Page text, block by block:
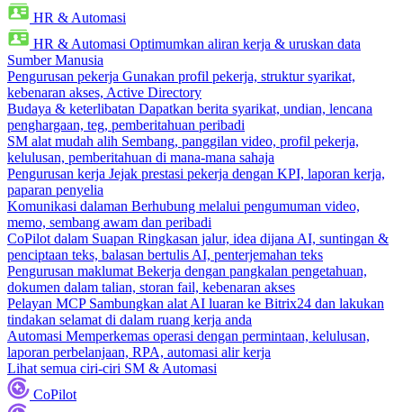
HR & Automasi
HR & Automasi Optimumkan aliran kerja & uruskan data
Sumber Manusia
Pengurusan pekerja Gunakan profil pekerja, struktur syarikat,
kebenaran akses, Active Directory
Budaya & keterlibatan Dapatkan berita syarikat, undian, lencana
penghargaan, teg, pemberitahuan peribadi
SM alat mudah alih Sembang, panggilan video, profil pekerja,
kelulusan, pemberitahuan di mana-mana sahaja
Pengurusan kerja Jejak prestasi pekerja dengan KPI, laporan kerja,
paparan penyelia
Komunikasi dalaman Berhubung melalui pengumuman video,
memo, sembang awam dan peribadi
CoPilot dalam Suapan Ringkasan jalur, idea dijana AI, suntingan &
penciptaan teks, balasan bertulis AI, penterjemahan teks
Pengurusan maklumat Bekerja dengan pangkalan pengetahuan,
dokumen dalam talian, storan fail, kebenaran akses
Pelayan MCP Sambungkan alat AI luaran ke Bitrix24 dan lakukan
tindakan selamat di dalam ruang kerja anda
Automasi Memperkemas operasi dengan permintaan, kelulusan,
laporan perbelanjaan, RPA, automasi alir kerja
Lihat semua ciri-ciri SM & Automasi
CoPilot